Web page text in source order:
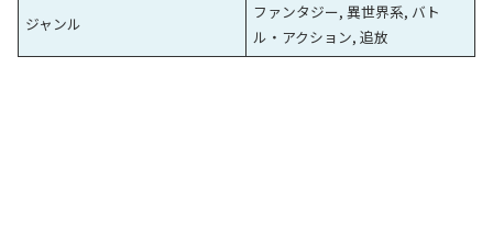
ジャンル
ファンタジー, 異世界系, バト
ル・アクション, 追放